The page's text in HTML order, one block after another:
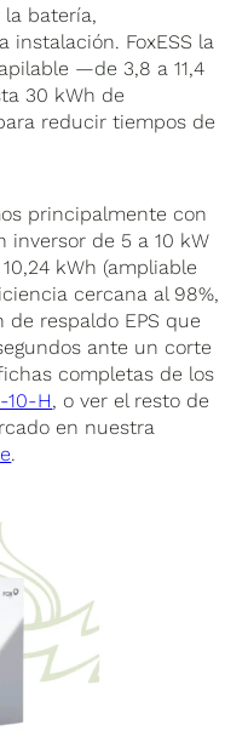
la batería,
FoxESS la
—de 3,8 a 11,4
30 kWh de
reducir tiempos de
principalmente con
inversor de 5 a 10 kW
kWh (ampliable
cercana al 98%,
respaldo EPS que
ante un corte
completas de los
10-H, o ver el resto de
en nuestra
.